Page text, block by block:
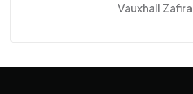
Vauxhall Zafira